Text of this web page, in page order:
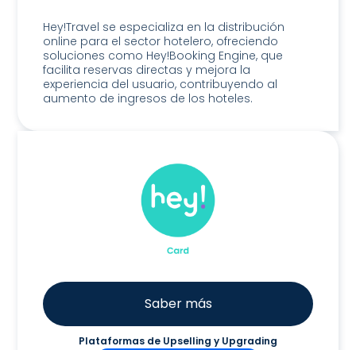
Hey!Travel se especializa en la distribución
online para el sector hotelero, ofreciendo
soluciones como Hey!Booking Engine, que
facilita reservas directas y mejora la
experiencia del usuario, contribuyendo al
aumento de ingresos de los hoteles.
Saber más
Plataformas de Upselling y Upgrading